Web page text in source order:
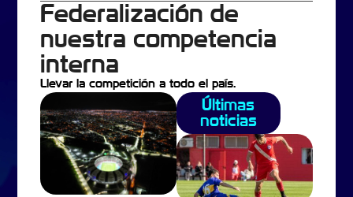
Federalización de
nuestra competencia
interna
Llevar la competición a todo el país.
Últimas
noticias